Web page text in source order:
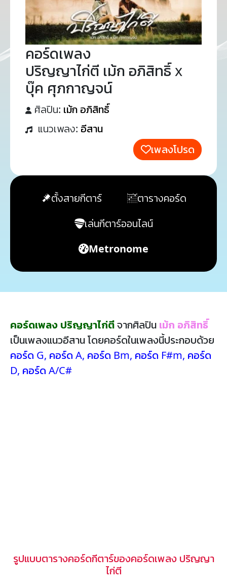
คอร์ดเพลง
ปริญญาไก่ตี เม้ก อภิสิทธิ์ x
บุ๊ค ศุภกาญจน์
ศิลปิน: เม้ก อภิสิทธิ์
แนวเพลง: อีสาน
เพลงโปรด
ตั้งสายกีตาร์
ตารางคอร์ด
เล่นกีตาร์ออนไลน์
Metronome
คอร์ดเพลง ปริญญาไก่ตีจากศิลปิน เม้ก อภิสิทธิ์
เป็นเพลงแนวอีสาน โดยคอร์ดในเพลงนี้ประกอบด้วย
คอร์ด G, คอร์ด A, คอร์ด Bm, คอร์ด F#m, คอร์ด
D, คอร์ด A/C#
รูปแบบตารางคอร์ดกีตาร์ของคอร์ดเพลง ปริญญา
ไก่ตี